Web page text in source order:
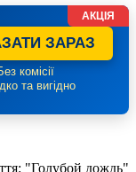
ЗАРАЗ
комісії
та вигідно
АКЦІЯ
"Голубой дождь"